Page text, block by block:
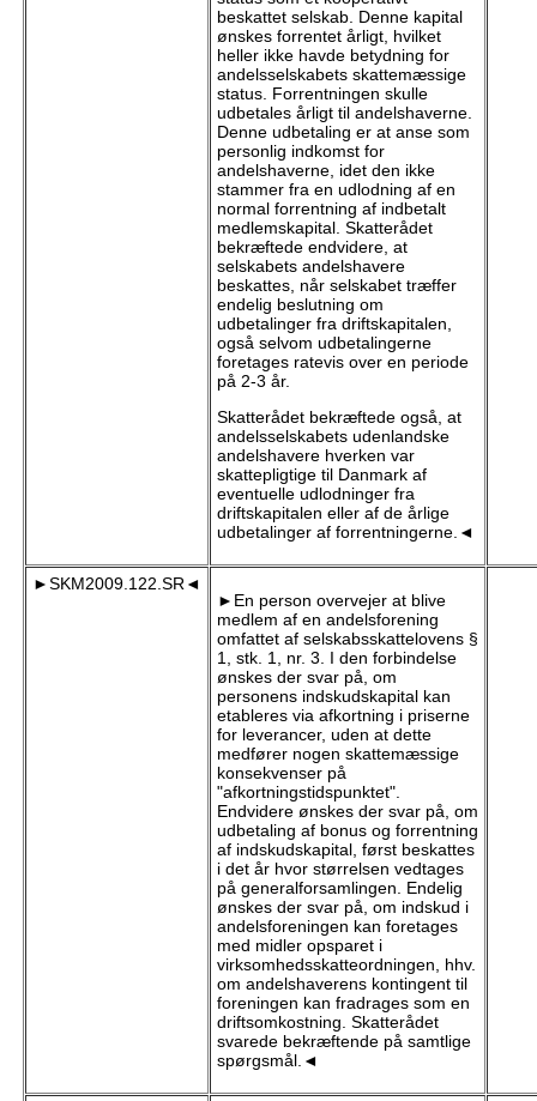
beskattet selskab. Denne kapital
ønskes forrentet årligt, hvilket
heller ikke havde betydning for
andelsselskabets skattemæssige
status. Forrentningen skulle
udbetales årligt til andelshaverne.
Denne udbetaling er at anse som
personlig indkomst for
andelshaverne, idet den ikke
stammer fra en udlodning af en
normal forrentning af indbetalt
medlemskapital. Skatterådet
bekræftede endvidere, at
selskabets andelshavere
beskattes, når selskabet træffer
endelig beslutning om
udbetalinger fra driftskapitalen,
også selvom udbetalingerne
foretages ratevis over en periode
på 2-3 år.
Skatterådet bekræftede også, at
andelsselskabets udenlandske
andelshavere hverken var
skattepligtige til Danmark af
eventuelle udlodninger fra
driftskapitalen eller af de årlige
udbetalinger af forrentningerne.◄
►SKM2009.122.SR◄
►En person overvejer at blive
medlem af en andelsforening
omfattet af selskabsskattelovens §
1, stk. 1, nr. 3. I den forbindelse
ønskes der svar på, om
personens indskudskapital kan
etableres via afkortning i priserne
for leverancer, uden at dette
medfører nogen skattemæssige
konsekvenser på
"afkortningstidspunktet".
Endvidere ønskes der svar på, om
udbetaling af bonus og forrentning
af indskudskapital, først beskattes
i det år hvor størrelsen vedtages
på generalforsamlingen. Endelig
ønskes der svar på, om indskud i
andelsforeningen kan foretages
med midler opsparet i
virksomhedsskatteordningen, hhv.
om andelshaverens kontingent til
foreningen kan fradrages som en
driftsomkostning. Skatterådet
svarede bekræftende på samtlige
spørgsmål.◄